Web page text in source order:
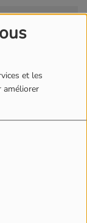
et les
améliorer